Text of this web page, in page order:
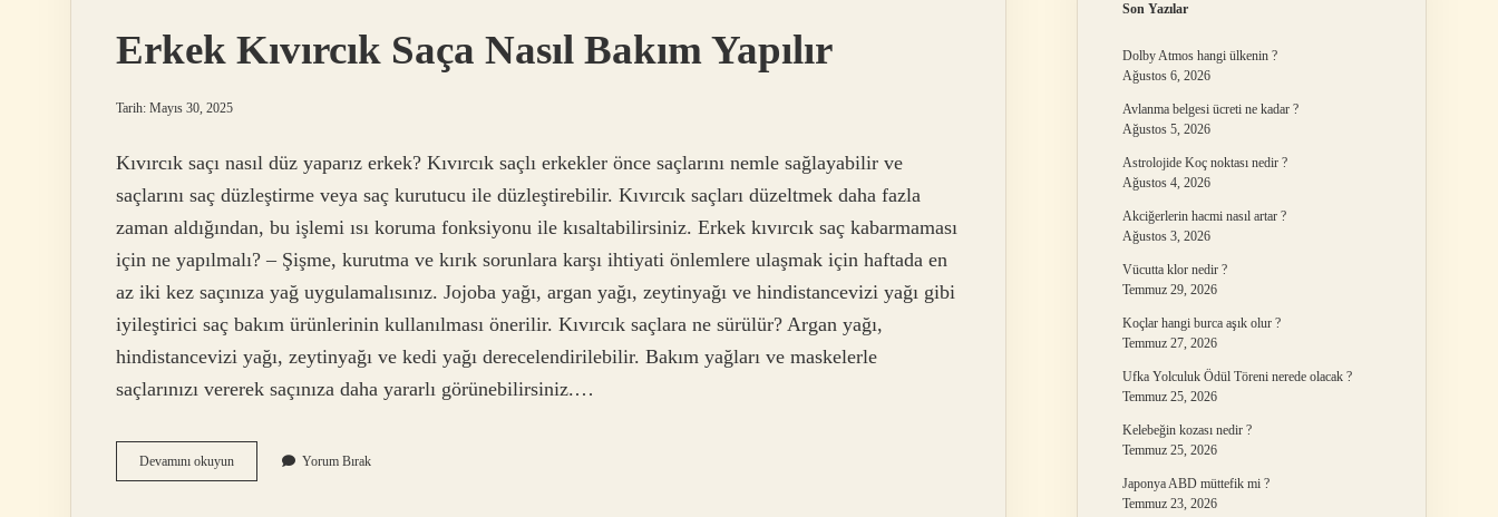
Erkek Kıvırcık Saça Nasıl Bakım Yapılır
Tarih: Mayıs 30, 2025
Kıvırcık saçı nasıl düz yaparız erkek? Kıvırcık saçlı erkekler önce saçlarını nemle sağlayabilir ve
saçlarını saç düzleştirme veya saç kurutucu ile düzleştirebilir. Kıvırcık saçları düzeltmek daha fazla
zaman aldığından, bu işlemi ısı koruma fonksiyonu ile kısaltabilirsiniz. Erkek kıvırcık saç kabarmaması
için ne yapılmalı? – Şişme, kurutma ve kırık sorunlara karşı ihtiyati önlemlere ulaşmak için haftada en
az iki kez saçınıza yağ uygulamalısınız. Jojoba yağı, argan yağı, zeytinyağı ve hindistancevizi yağı gibi
iyileştirici saç bakım ürünlerinin kullanılması önerilir. Kıvırcık saçlara ne sürülür? Argan yağı,
hindistancevizi yağı, zeytinyağı ve kedi yağı derecelendirilebilir. Bakım yağları ve maskelerle
saçlarınızı vererek saçınıza daha yararlı görünebilirsiniz.…
Devamını okuyunErkek
Kıvırcık
Yorum Bırak
Son Yazılar
Dolby Atmos hangi ülkenin ?
Ağustos 6, 2026
Avlanma belgesi ücreti ne kadar ?
Ağustos 5, 2026
Astrolojide Koç noktası nedir ?
Ağustos 4, 2026
Akciğerlerin hacmi nasıl artar ?
Ağustos 3, 2026
Vücutta klor nedir ?
Temmuz 29, 2026
Koçlar hangi burca aşık olur ?
Temmuz 27, 2026
Ufka Yolculuk Ödül Töreni nerede olacak ?
Temmuz 25, 2026
Kelebeğin kozası nedir ?
Temmuz 25, 2026
Japonya ABD müttefik mi ?
Temmuz 23, 2026